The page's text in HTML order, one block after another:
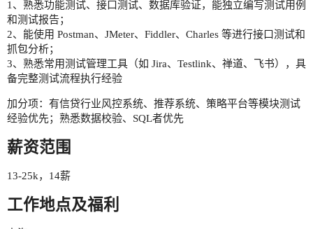
1、熟悉功能测试、接口测试、数据库验证，能独立编写测试用例
和测试报告；
2、能使用 Postman、JMeter、Fiddler、Charles 等进行接口测试和
抓包分析；
3、熟悉常用测试管理工具（如 Jira、Testlink、禅道、飞书），具
备完整测试流程执行经验
加分项：有信贷行业风控系统、推荐系统、策略平台等模块测试
经验优先；熟悉数据校验、SQL者优先
薪资范围
13-25k，14薪
工作地点及福利